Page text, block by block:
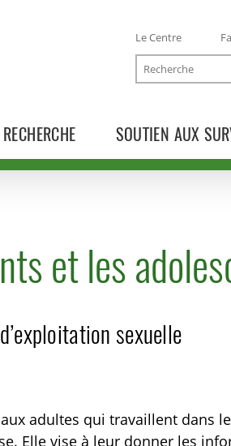
SOUTIEN AUX
Le Centre
Recherche
et les
sexuelle
adultes qui travaillent dans
Elle vise à leur donner les